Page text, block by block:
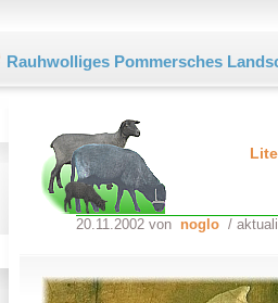
Rauhwolliges Pommersches
20.11.2002 von noglo /